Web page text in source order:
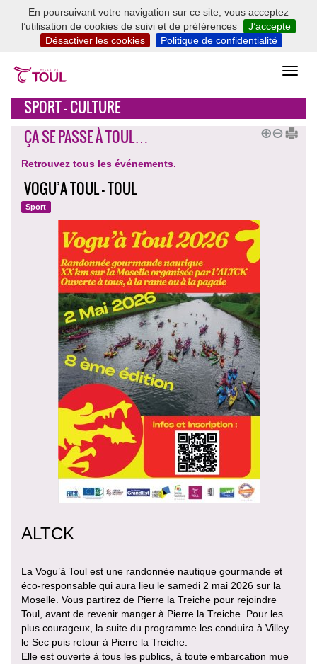
En poursuivant votre navigation sur ce site, vous acceptez
l’utilisation de cookies de suivi et de préférences
J’accepte
Désactiver les cookies
Politique de confidentialité
SPORT - CULTURE
ÇA SE PASSE À TOUL…
Retrouvez tous les événements.
VOGU’A TOUL - TOUL
Sport
ALTCK
La Vogu’à Toul est une randonnée nautique gourmande et
éco-responsable qui aura lieu le samedi 2 mai 2026 sur la
Moselle. Vous partirez de Pierre la Treiche pour rejoindre
Toul, avant de revenir manger à Pierre la Treiche. Pour les
plus courageux, la suite du programme les conduira à Villey
le Sec puis retour à Pierre la Treiche.
Elle est ouverte à tous les publics, à toute embarcation mue